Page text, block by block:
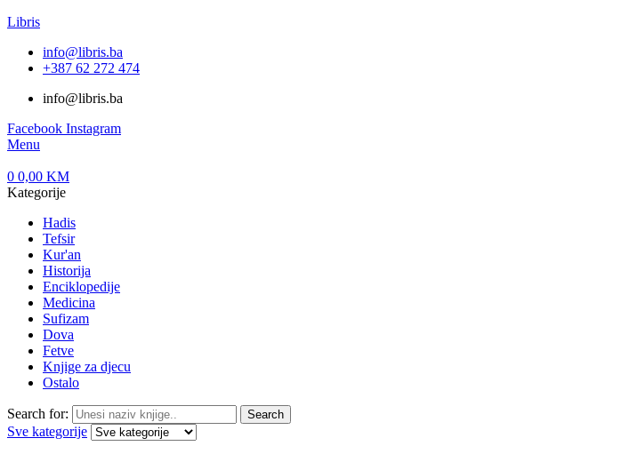
Libris
info@libris.ba
+387 62 272 474​
info@libris.ba
Facebook Instagram
Menu
0 0,00 KM
Kategorije
Hadis
Tefsir
Kur'an
Historija
Enciklopedije
Medicina
Sufizam
Dova
Fetve
Knjige za djecu
Ostalo
Search for: Search
Sve kategorije